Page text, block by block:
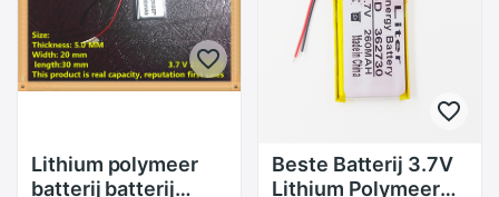
Lithium polymeer
batterij batterij
Beste Batterij 3.7V
Lithium Polymeer